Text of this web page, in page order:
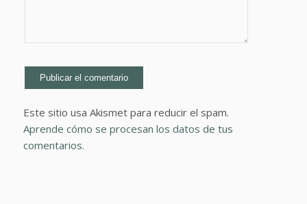
Este sitio usa Akismet para reducir el spam.
Aprende cómo se procesan los datos de tus
comentarios.